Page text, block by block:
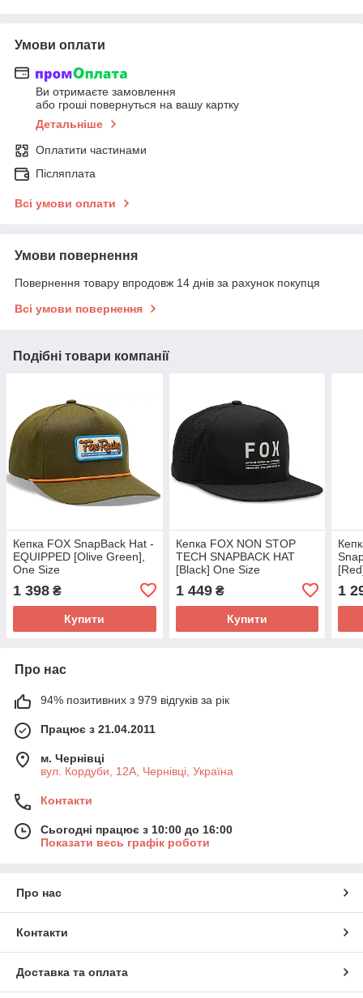
Умови оплати
Ви отримаєте замовлення
або гроші повернуться на вашу картку
Детальніше
Оплатити частинами
Післяплата
Всі умови оплати
Умови повернення
Повернення товару впродовж 14 днів за рахунок покупця
Всі умови повернення
Подібні товари компанії
Кепка FOX SnapBack Hat -
EQUIPPED [Olive Green],
One Size
1 398 ₴
Купити
Кепка FOX NON STOP
TECH SNAPBACK HAT
[Black] One Size
1 449₴
Купити
1
Про нас
94% позитивних з 979 відгуків за рік
Працює з 21.04.2011
м. Чернівці
вул. Кордуби, 12А, Чернівці, Україна
Контакти
Сьогодні працює з 10:00 до 16:00
Показати весь графік роботи
Про нас
Контакти
Доставка та оплата